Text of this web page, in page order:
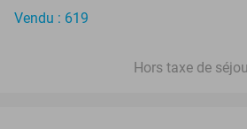
Vendu : 619
Hors taxe de